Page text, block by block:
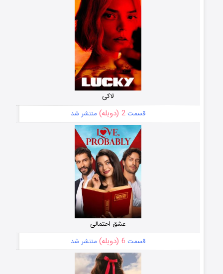
لاکی
قسمت2 (دوبله) منتشر شد
عشق احتمالی
قسمت 6 (دوبله) منتشر شد